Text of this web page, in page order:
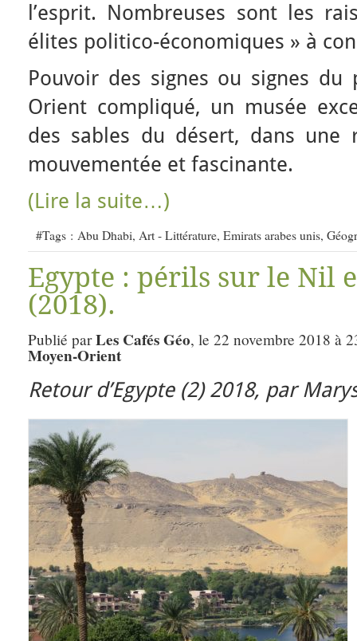
l’esprit. Nombreuses sont les
élites politico-économiques » à
Pouvoir des signes ou signes du
Orient compliqué, un musée
des sables du désert, dans une
mouvementée et fascinante.
(Lire la suite…)
#Tags : Abu Dhabi, Art - Littérature, Emirats arabes unis,
Egypte : périls sur le Nil
(2018).
Publié parLes Cafés Géo, le 22 novembre 2018 à
Moyen-Orient
Retour d’Egypte (2) 2018, par